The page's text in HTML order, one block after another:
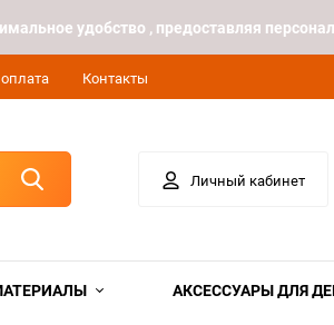
удобство , предоставляя
Контакты
Личный кабинет
АКСЕССУАРЫ ДЛЯ